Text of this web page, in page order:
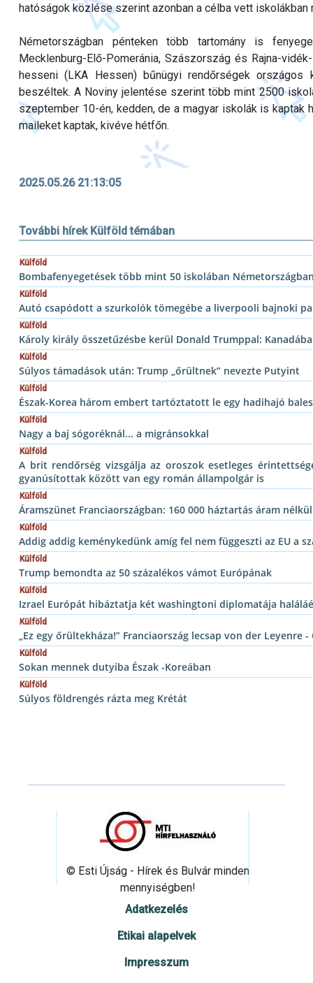
hatóságok közlése szerint azonban a célba vett iskolákban
Németországban pénteken több tartomány is
Mecklenburg-Elő-Pomeránia, Szászország és Rajna-
hesseni (LKA Hessen) bűnügyi rendőrségek
beszéltek. A Noviny jelentése szerint több mint 2500
szeptember 10-én, kedden, de a magyar iskolák is
maileket kaptak, kivéve hétfőn.
2025.05.26 21:13:05
További hírek Külföld témában
Külföld
Bombafenyegetések több mint 50 iskolában
Külföld
Autó csapódott a szurkolók tömegébe a liverpooli bajnoki
Külföld
Károly király összetűzésbe kerül Donald Trumppal:
Külföld
Súlyos támadások után: Trump „őrültnek” nevezte Putyint
Külföld
Észak-Korea három embert tartóztatott le egy hadihajó
Külföld
Nagy a baj sógoréknál... a migránsokkal
Külföld
A brit rendőrség vizsgálja az oroszok esetleges
gyanúsítottak között van egy román állampolgár is
Külföld
Áramszünet Franciaországban: 160 000 háztartás áram nélkül
Külföld
Addig addig keménykedünk amíg fel nem függeszti az EU a
Külföld
Trump bemondta az 50 százalékos vámot Európának
Külföld
Izrael Európát hibáztatja két washingtoni diplomatája
Külföld
„Ez egy őrültekháza!” Franciaország lecsap von der Leyenre
Külföld
Sokan mennek dutyiba Észak -Koreában
Külföld
Súlyos földrengés rázta meg Krétát
© Esti Újság - Hírek és Bulvár minden
mennyiségben!
Adatkezelés
Etikai alapelvek
Impresszum